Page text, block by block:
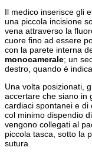
Il medico inserisce gli
una piccola incisione
vena attraverso la
cuore fino ad essere
con la parete interna
monocamerale; un
destro, quando è
Una volta posizionati,
accertare che siano in
cardiaci spontanei e di
col minimo dispendio
vengono collegati al
piccola tasca, sotto la
sutura.